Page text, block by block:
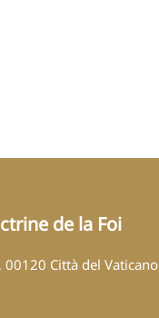
de la Foi
00120 Città del Vaticano